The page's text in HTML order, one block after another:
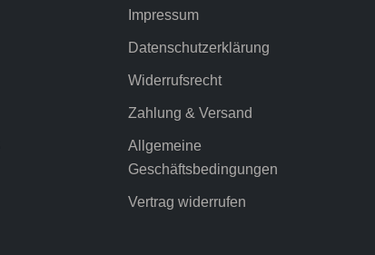
Impressum
Datenschutzerklärung
Widerrufsrecht
Zahlung & Versand
Allgemeine
Geschäftsbedingungen
Vertrag widerrufen